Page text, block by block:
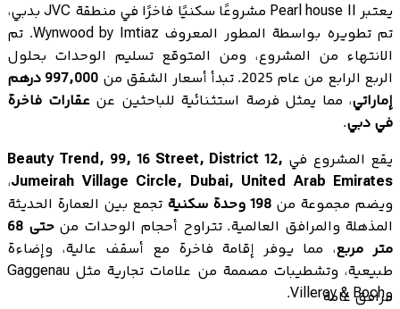
يعتبر Pearl house II مشروعًا سكنيًا فاخرًا في منطقة JVC بدبي،
تم تطويره بواسطة المطور المعروف Wynwood by Imtiaz. تم
الانتهاء من المشروع، ومن المتوقع تسليم الوحدات بحلول
الربع الرابع من عام 2025. تبدأ أسعار الشقق من
997,000 درهم
إماراتي، مما يمثل فرصة استثنائية للباحثين عنعقارات فاخرة
في دبي.
يقع المشروع في Beauty Trend, 99, 16 Street, District 12,
Jumeirah Village Circle, Dubai, United Arab Emirates،
ويضم مجموعة من 198 وحدة سكنية
تجمع بين العمارة الحديثة
المذهلة والمرافق العالمية. تتراوح أحجام الوحدات من
حتى 68
متر مربع، مما يوفر إقامة فاخرة مع أسقف عالية، وإضاءة
طبيعية، وتشطيبات مصممة من علامات تجارية مثل Gaggenau
وVilleroy & Boch.
مرافق عامة